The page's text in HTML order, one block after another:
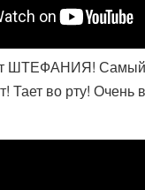
ШТЕФАНИЯ!
во рту! Очень